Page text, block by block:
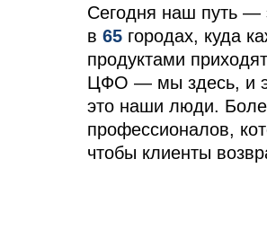
Сегодня наш путь —
в 65 городах, куда
продуктами
ЦФО — мы здесь, и
это наши люди.
профессионалов,
чтобы клиенты